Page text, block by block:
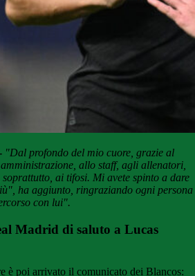
"Dal profondo del mio cuore, grazie al
allo staff, agli allenatori,
ai tifosi. Mi avete spinto a dare
ha aggiunto, ringraziando ogni persona
con lui".
Madrid di saluto a Lucas
è poi arrivato il comunicato dei Blancos: